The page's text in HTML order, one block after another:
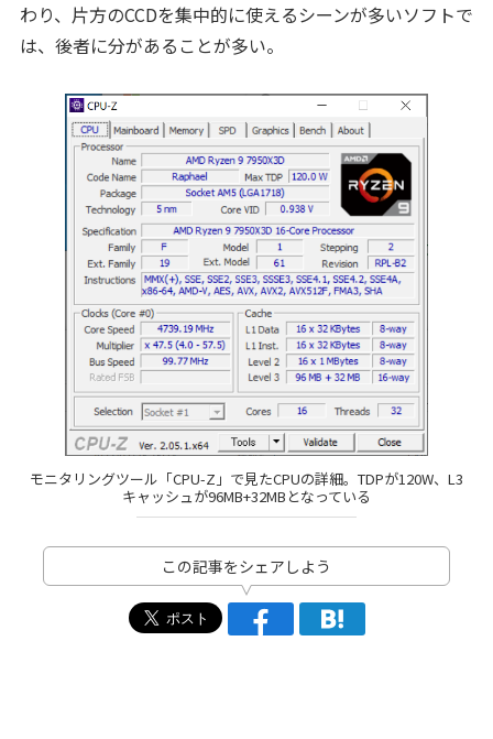
わり、片方のCCDを集中的に使えるシーンが多いソフトで
は、後者に分があることが多い。
モニタリングツール「CPU-Z」で見たCPUの詳細。TDPが120W、L3
キャッシュが96MB+32MBとなっている
この記事をシェアしよう